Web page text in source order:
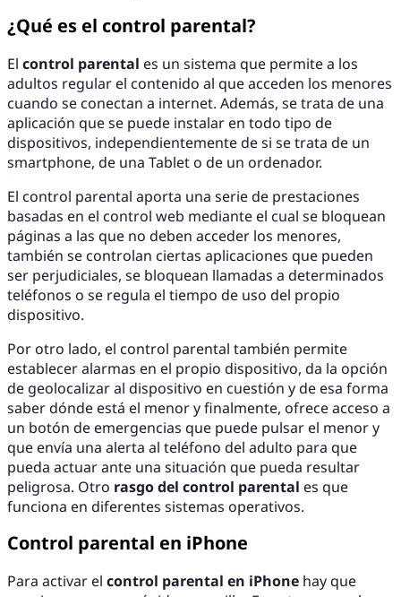
¿Qué es el control parental?
El control parental es un sistema que permite a los
adultos regular el contenido al que acceden los menores
cuando se conectan a internet. Además, se trata de una
aplicación que se puede instalar en todo tipo de
dispositivos, independientemente de si se trata de un
smartphone, de una Tablet o de un ordenador.
El control parental aporta una serie de prestaciones
basadas en el control web mediante el cual se bloquean
páginas a las que no deben acceder los menores,
también se controlan ciertas aplicaciones que pueden
ser perjudiciales, se bloquean llamadas a determinados
teléfonos o se regula el tiempo de uso del propio
dispositivo.
Por otro lado, el control parental también permite
establecer alarmas en el propio dispositivo, da la opción
de geolocalizar al dispositivo en cuestión y de esa forma
saber dónde está el menor y finalmente, ofrece acceso a
un botón de emergencias que puede pulsar el menor y
que envía una alerta al teléfono del adulto para que
pueda actuar ante una situación que pueda resultar
peligrosa. Otro rasgo del control parental es que
funciona en diferentes sistemas operativos.
Control parental en iPhone
Para activar el control parental en iPhone hay que